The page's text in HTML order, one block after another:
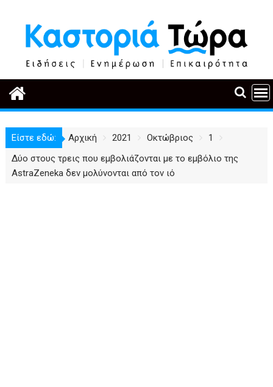
περιεχόμενο
Είστε εδώ: Αρχική 2021 Οκτώβριος
1
Δύο στους τρεις που εμβολιάζονται με το εμβόλιο της
AstraZeneka δεν μολύνονται από τον ιό